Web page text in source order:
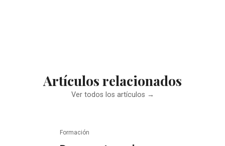
Artículos relacionados
Ver todos los artículos →
Formación